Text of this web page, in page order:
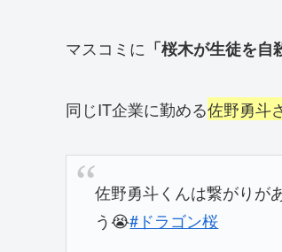
マスコミに 「桜木が生徒を自
同じIT企業に勤める佐野勇斗
佐野勇斗くんは繋がりが
う😭#ドラゴン桜